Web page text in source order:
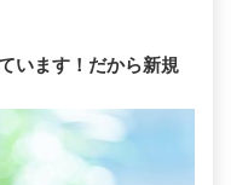
います！だから新規